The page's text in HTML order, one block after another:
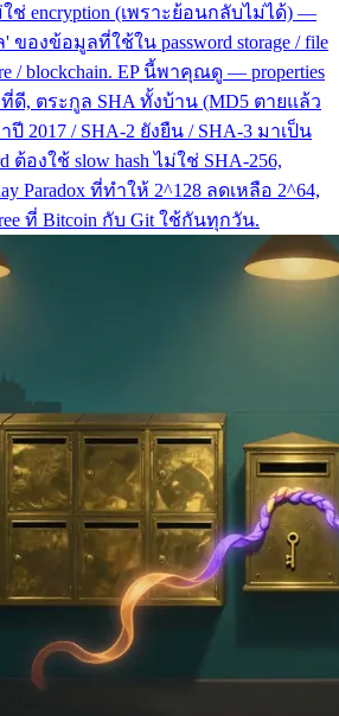
ใช่ encryption (เพราะย้อนกลับไม่ได้) —
องข้อมูลที่ใช้ใน password storage / file
/ blockchain. EP นี้พาคุณดู — properties
ที่ดี, ตระกูล SHA ทั้งบ้าน (MD5 ตายแล้ว
ปี 2017 / SHA-2 ยังยืน / SHA-3 มาเป็น
ต้องใช้ slow hash ไม่ใช่ SHA-256,
Paradox ที่ทำให้ 2^128 ลดเหลือ 2^64,
ที่ Bitcoin กับ Git ใช้กันทุกวัน.